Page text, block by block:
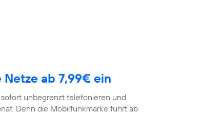
ab 7,99€ ein
unbegrenzt telefonieren und
Denn die Mobilfunkmarke führt ab